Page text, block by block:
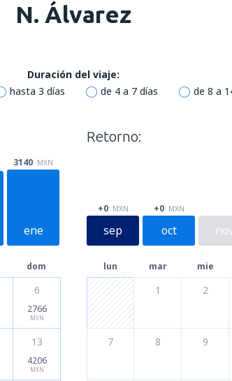
N. Álvarez
Duración del viaje:
hasta 3 días de 4 a 7 días de 8 a
ene
3140 MXN
dom
6
2766
MXN
13
4206
MXN
Retorno:
sep
+0 MXN
oct
+0 MXN
lun mar mie
1 2
7 8 9